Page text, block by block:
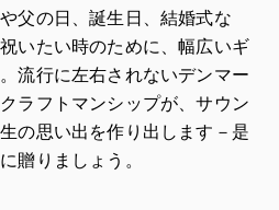
父の日、誕生日、結婚式な
いたい時のために、幅広いギ
流行に左右されないデンマー
ラフトマンシップが、サウン
の思い出を作り出します－是
贈りましょう。